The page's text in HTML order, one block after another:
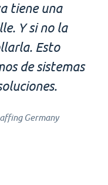
tiene una
Y si no la
Esto
de sistemas
Germany